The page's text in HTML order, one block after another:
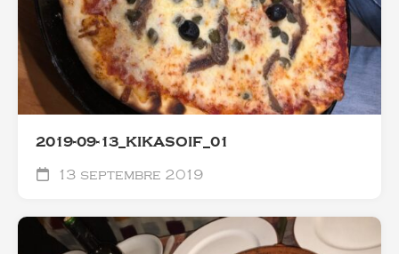
2019-09-13_KIKASOIF_01
13 septembre 2019